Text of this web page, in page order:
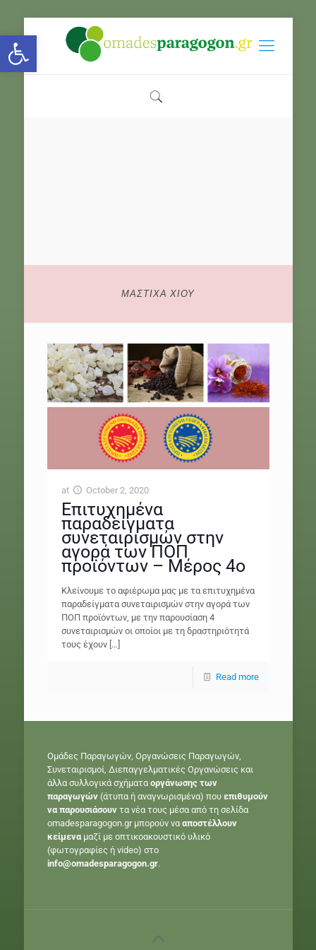
Open toolbar
ΜΑΣΤΙΧΑ ΧΙΟΥ
at October 2, 2020
Επιτυχημένα
παραδείγματα
συνεταιρισμών στην
αγορά των ΠΟΠ
προϊόντων – Μέρος 4ο
Κλείνουμε το αφιέρωμα μας με τα επιτυχημένα
παραδείγματα συνεταιρισμών στην αγορά των
ΠΟΠ προϊόντων, με την παρουσίαση 4
συνεταιρισμών οι οποίοι με τη δραστηριότητά
τους έχουν[…]
Read more
Ομάδες Παραγωγών, Οργανώσεις Παραγωγών,
Συνεταιρισμοί, Διεπαγγελματικές Οργανώσεις και
άλλα συλλογικά σχήματαοργάνωσης των
παραγωγών(άτυπα ή αναγνωρισμένα) που επιθυμούν
να παρουσιάσουντα νέα τους μέσα από τη σελίδα
omadesparagogon.gr μπορούν νααποστέλλουν
κείμεναμαζί με οπτικοακουστικό υλικό
(φωτογραφίες ή video) στο
info@omadesparagogon.gr.